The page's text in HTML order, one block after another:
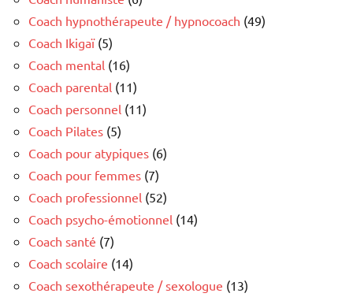
Coach hypnothérapeute / hypnocoach (49)
Coach Ikigaï(5)
Coach mental (16)
Coach parental (11)
Coach personnel (11)
Coach Pilates (5)
Coach pour atypiques (6)
Coach pour femmes (7)
Coach professionnel (52)
Coach psycho-émotionnel (14)
Coach santé (7)
Coach scolaire (14)
Coach sexothérapeute / sexologue (13)